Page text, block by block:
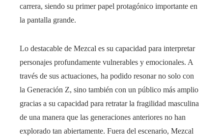
carrera, siendo su primer papel protagónico importante en
la pantalla grande.
Lo destacable de Mezcal es su capacidad para interpretar
personajes profundamente vulnerables y emocionales. A
través de sus actuaciones, ha podido resonar no solo con
la Generación Z, sino también con un público más amplio
gracias a su capacidad para retratar la fragilidad masculina
de una manera que las generaciones anteriores no han
explorado tan abiertamente. Fuera del escenario, Mezcal